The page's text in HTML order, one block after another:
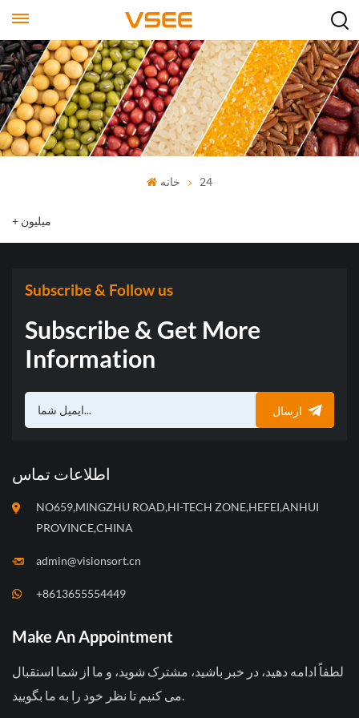
خانه 24
+ میلیون
Subscribe & Follow us
Subscribe & Get More
Information
ارسال
اطلاعات تماس
NO659,MINGZHU ROAD,HI-TECH ZONE,HEFEI,ANHUI
PROVINCE,CHINA
admin@visionsort.cn
+8613655554449
Make An Appointment
لطفاً ادامه دهید، در خبر باشید، مشترک شوید، و ما از شما استقبال